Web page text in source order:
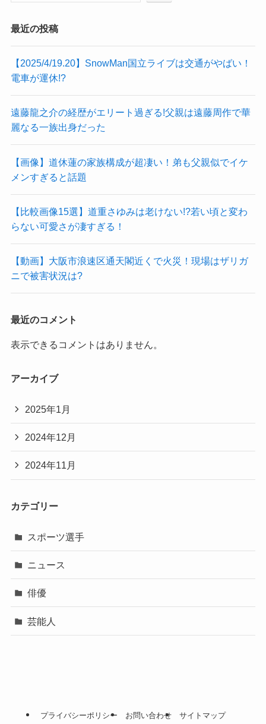
最近の投稿
【2025/4/19.20】SnowMan国立ライブは交通がやばい！
電車が運休!?
遠藤龍之介の経歴がエリート過ぎる!父親は遠藤周作で華
麗なる一族出身だった
【画像】道休蓮の家族構成が超凄い！弟も父親似でイケ
メンすぎると話題
【比較画像15選】道重さゆみは老けない!?若い頃と変わ
らない可愛さが凄すぎる！
【動画】大阪市浪速区通天閣近くで火災！現場はザリガ
ニで被害状況は?
最近のコメント
表示できるコメントはありません。
アーカイブ
2025年1月
2024年12月
2024年11月
カテゴリー
スポーツ選手
ニュース
俳優
芸能人
プライバシーポリシー お問い合わせ サイトマップ